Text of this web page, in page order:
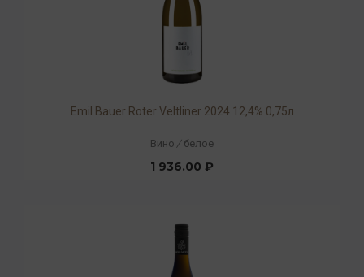
Emil Bauer Roter Veltliner 2024 12,4% 0,75л
Вино / белое
1 936.00 ₽